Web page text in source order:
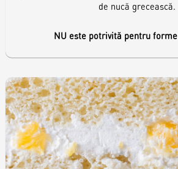
de nucă grecească.
NU este potrivită pentru